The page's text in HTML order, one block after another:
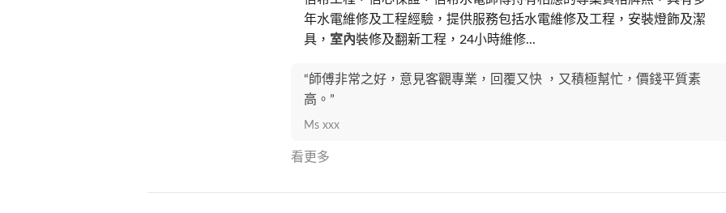
年水電維修及工程經驗，提供服務包括水電維修及工程，安裝燈飾及潔
具， 室內裝修及翻新工程，24小時維修...
“師傅非常之好，意見客觀專業，回覆又快 ，又積極幫忙，價錢平質素
高。”
Ms xxx
看更多